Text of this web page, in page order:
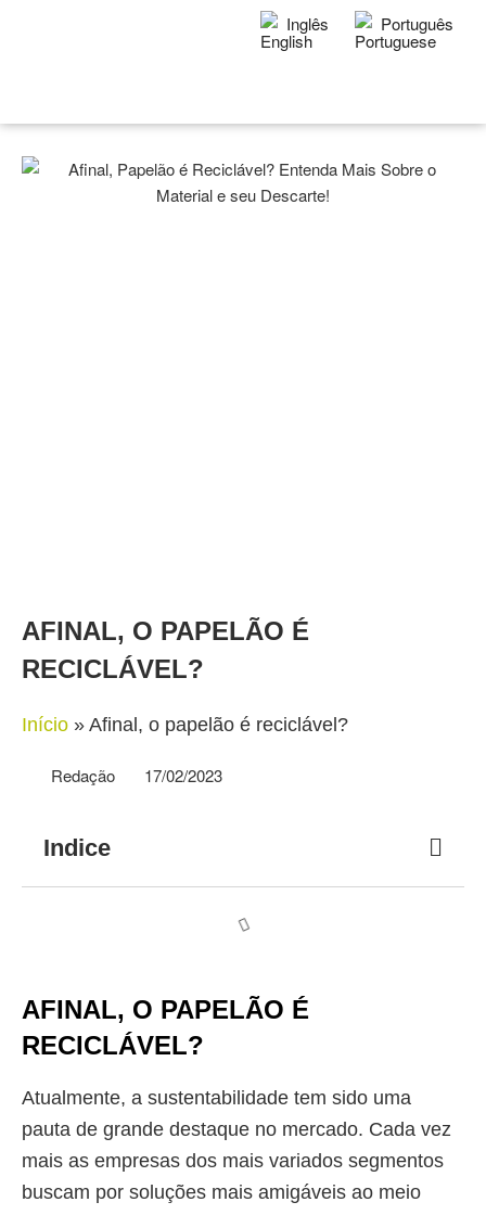
Inglês Português
AFINAL, O PAPELÃO É
RECICLÁVEL?
Início » Afinal, o papelão é reciclável?
Redação 17/02/2023
Indice
AFINAL, O PAPELÃO É
RECICLÁVEL?
Atualmente, a sustentabilidade tem sido uma
pauta de grande destaque no mercado. Cada vez
mais as empresas dos mais variados segmentos
buscam por soluções mais amigáveis ao meio